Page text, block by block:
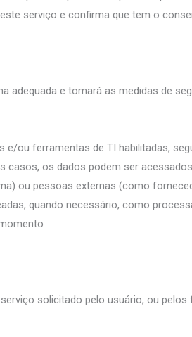
serviço e confirma que tem o
e tomará as medidas de
ou ferramentas de TI habilitadas,
casos, os dados podem ser
ou pessoas externas (como
quando necessário, como
solicitado pelo usuário, ou